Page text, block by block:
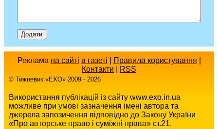
Реклама на сайті в газеті Правила користування
Контакти
RSS
© Тижневик «EХO» 2009 - 2026
Використання публікацій із сайту www.exo.in.ua
можливе при умові зазначення імені автора та
джерела запозичення відповідно до Закону України
«Про авторське право і суміжні права» ст.21.